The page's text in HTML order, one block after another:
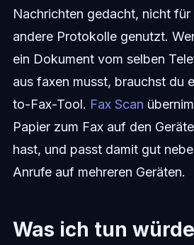
Nachrichten gedacht, nicht
andere Protokolle genutzt.
ein Dokument vom selben
aus faxen musst, brauchst du
to-Fax-Tool. Fax Scan
Papier zum Fax auf den
hast, und passt damit gut
Anrufe auf mehreren Geräten.
Was ich tun würde